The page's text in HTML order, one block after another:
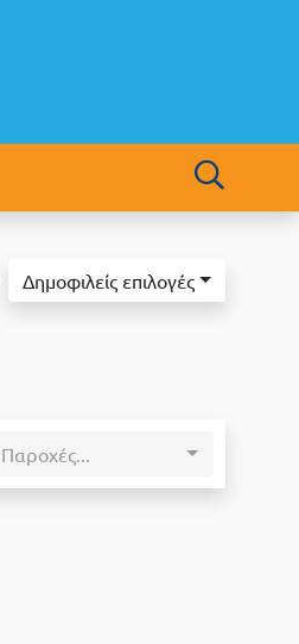
Δημοφιλείς επιλογές
Παροχές...